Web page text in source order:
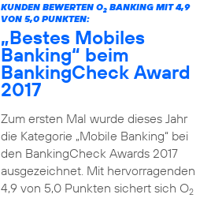
KUNDEN BEWERTEN O2BANKING MIT 4,9
VON 5,0 PUNKTEN:
„Bestes Mobiles
Banking“ beim
BankingCheck Award
2017
Zum ersten Mal wurde dieses Jahr
die Kategorie „Mobile Banking“ bei
den BankingCheck Awards 2017
ausgezeichnet. Mit hervorragenden
4,9 von 5,0 Punkten sichert sich O2